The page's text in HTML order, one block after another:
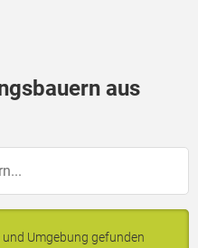
aus
Umgebung gefunden